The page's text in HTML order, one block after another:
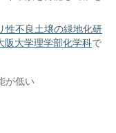
性不良土壌の緑地化研
阪大学理学部化学科で
が低い